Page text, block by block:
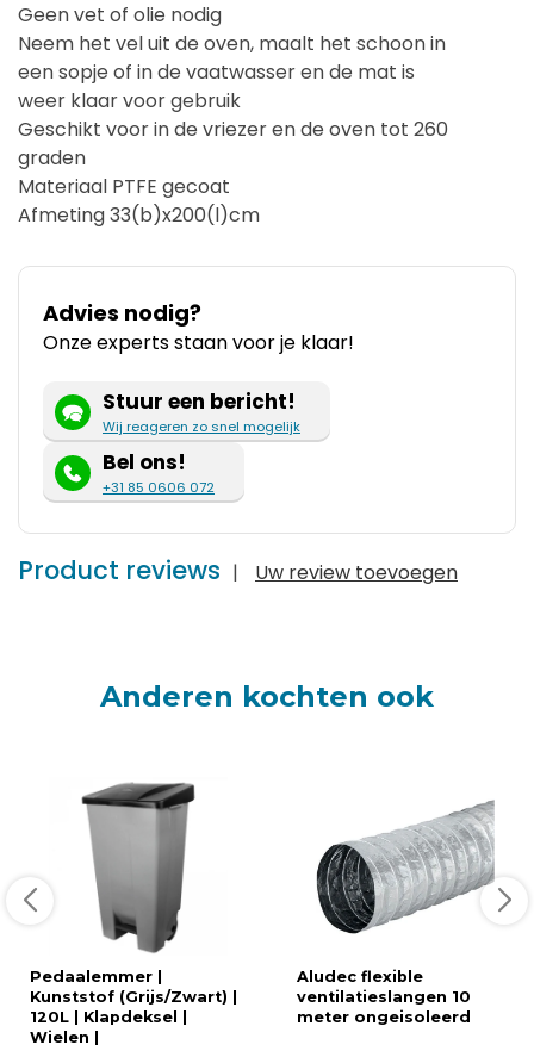
Geen vet of olie nodig
Neem het vel uit de oven, maalt het schoon in
een sopje of in de vaatwasser en de mat is
weer klaar voor gebruik
Geschikt voor in de vriezer en de oven tot 260
graden
Materiaal PTFE gecoat
Afmeting 33(b)x200(l)cm
Advies nodig?
Onze experts staan voor je klaar!
Stuur een bericht!
Wij reageren zo snel mogelijk
Bel ons!
+31 85 0606 072
Product reviews | Uw review toevoegen
Anderen kochten ook
Pedaalemmer |
Kunststof (Grijs/Zwart) |
120L | Klapdeksel |
Wielen |
Aludec flexible
ventilatieslangen 10
meter ongeisoleerd